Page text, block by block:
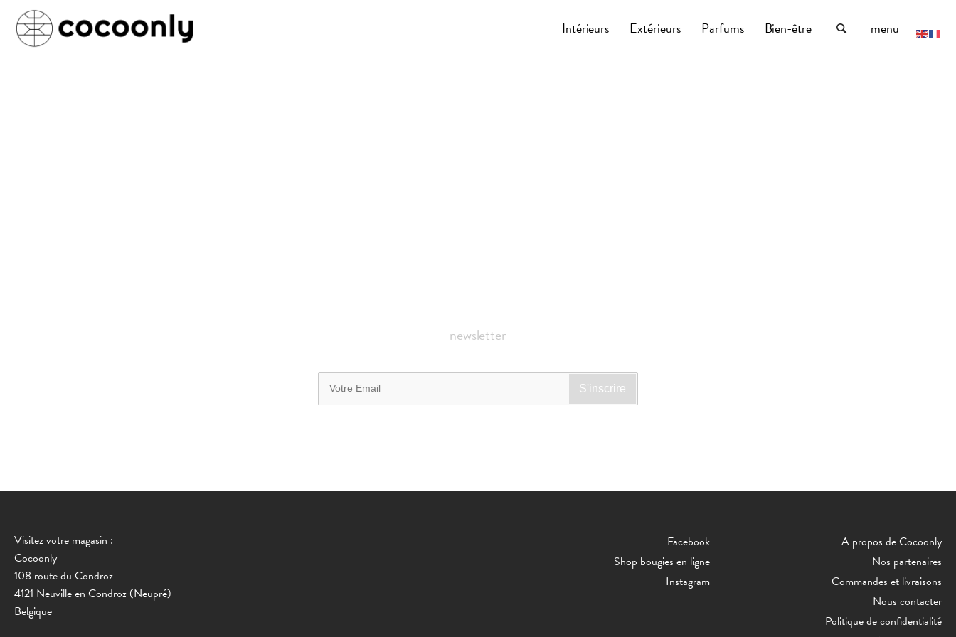
Intérieurs Extérieurs Parfums Bien-être menu
newsletter
Visitez votre magasin :
Cocoonly
108 route du Condroz
4121 Neuville en Condroz (Neupré)
Belgique
Facebook
Shop bougies en ligne
Instagram
A propos de Cocoonly
Nos partenaires
Commandes et livraisons
Nous contacter
Politique de confidentialité